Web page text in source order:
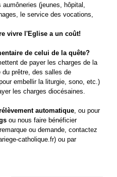
(jeunes, hôpital,
le service des vocations,
vivre l'Eglise a un coût!
de celui de la quête?
de payer les charges de la
prêtre, des salles de
embellir la liturgie, sono, etc.)
les charges diocésaines.
automatique, ou pour
ou nous faire bénéficier
ou demande, contactez
catholique.fr) ou par